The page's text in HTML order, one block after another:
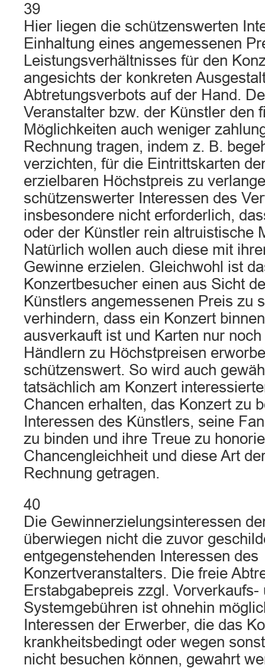
39
Hier liegen die schützenswerten
Einhaltung eines angemessenen
Leistungsverhältnisses für den
angesichts der konkreten
Abtretungsverbots auf der Hand.
Veranstalter bzw. der Künstler den
Möglichkeiten auch weniger
Rechnung tragen, indem z. B.
verzichten, für die Eintrittskarten
erzielbaren Höchstpreis zu
schützenswerter Interessen des
insbesondere nicht erforderlich,
oder der Künstler rein altruistische
Natürlich wollen auch diese mit
Gewinne erzielen. Gleichwohl ist
Konzertbesucher einen aus Sicht
Künstlers angemessenen Preis zu
verhindern, dass ein Konzert
ausverkauft ist und Karten nur
Händlern zu Höchstpreisen
schützenswert. So wird auch
tatsächlich am Konzert
Chancen erhalten, das Konzert zu
Interessen des Künstlers, seine
zu binden und ihre Treue zu
Chancengleichheit und diese Art
Rechnung getragen.
40
Die Gewinnerzielungsinteressen
überwiegen nicht die zuvor
entgegenstehenden Interessen des
Konzertveranstalters. Die freie
Erstabgabepreis zzgl. Vorverkaufs-
Systemgebühren ist ohnehin
Interessen der Erwerber, die das
krankheitsbedingt oder wegen
nicht besuchen können, gewahrt